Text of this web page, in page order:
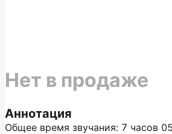
Аннотация
Общее время звучания: 7 часов
Нет в продаже